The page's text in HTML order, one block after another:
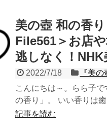
美の壺 和の香
File561＞お店
逃しなく！NHK
2022/7/18
『美の
こんにちは～。らら子
の香り」。 いい香りは
記事を読む